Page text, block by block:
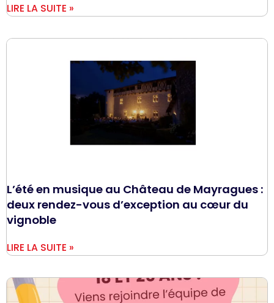
LIRE LA SUITE »
L’été en musique au Château de Mayragues :
deux rendez-vous d’exception au cœur du
vignoble
LIRE LA SUITE »